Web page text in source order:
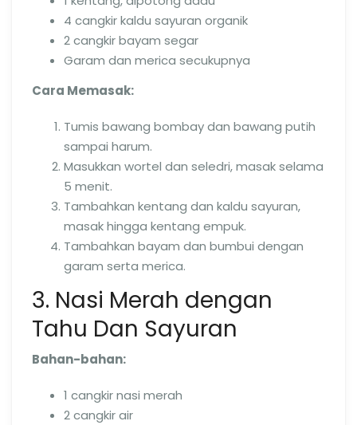
4 cangkir kaldu sayuran organik
2 cangkir bayam segar
Garam dan merica secukupnya
Cara Memasak:
Tumis bawang bombay dan bawang putih
sampai harum.
Masukkan wortel dan seledri, masak selama
5 menit.
Tambahkan kentang dan kaldu sayuran,
masak hingga kentang empuk.
Tambahkan bayam dan bumbui dengan
garam serta merica.
3. Nasi Merah dengan
Tahu Dan Sayuran
Bahan-bahan:
1 cangkir nasi merah
2 cangkir air